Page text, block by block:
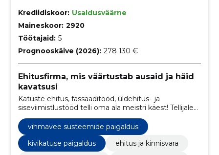
Krediidiskoor: Usaldusväärne
Maineskoor: 2920
Töötajaid: 5
Prognooskäive (2026): 278 130 €
Ehitusfirma, mis väärtustab ausaid ja häid
kavatsusi
Katuste ehitus, fassaaditööd, üldehitus– ja
siseviimistlustööd telli oma ala meistri käest! Tellijale
loome kindlustunde läbi korrektse töö ja suhtumise
vihmavee süsteemide paigaldus
kivikatuse paigaldus
ehitus ja kinnisvara